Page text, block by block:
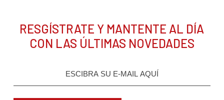
RESGÍSTRATE Y MANTENTE AL DÍA
CON LAS ÚLTIMAS NOVEDADES